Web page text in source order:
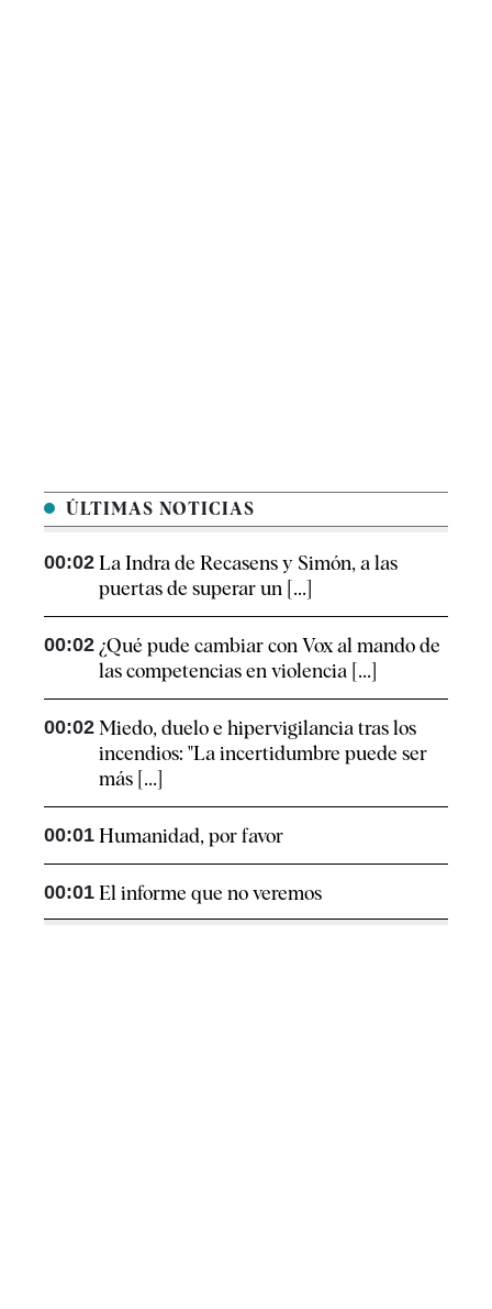
ÚLTIMAS NOTICIAS
00:02 La Indra de Recasens y Simón, a las
puertas de superar un [...]
00:02 ¿Qué pude cambiar con Vox al mando de
las competencias en violencia [...]
00:02 Miedo, duelo e hipervigilancia tras los
incendios: "La incertidumbre puede ser
más [...]
00:01 Humanidad, por favor
00:01 El informe que no veremos